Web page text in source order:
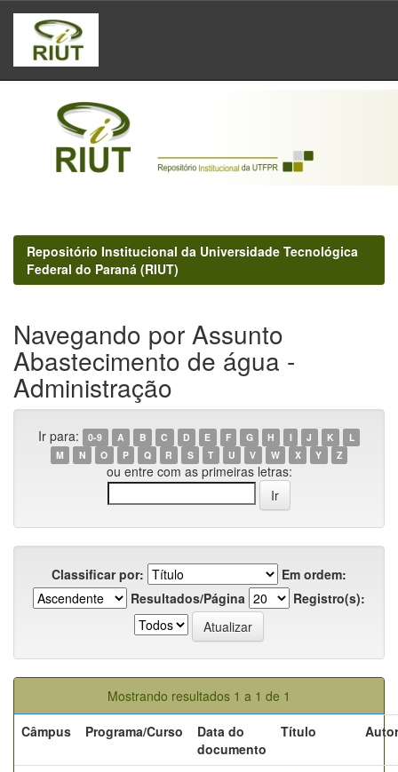
Skip
navigation
Repositório Institucional da Universidade Tecnológica
Federal do Paraná (RIUT)
Navegando por Assunto
Abastecimento de água -
Administração
Ir para: 0-9 A B C D E F G H I J K
L
M
N O P Q R S T U V W X Y Z
ou entre com as primeiras letras:
Classificar por:
Em ordem:
Resultados/Página
Registro(s):
Mostrando resultados 1 a 1 de 1
Câmpus
Programa/Curso
Data do
documento
Título